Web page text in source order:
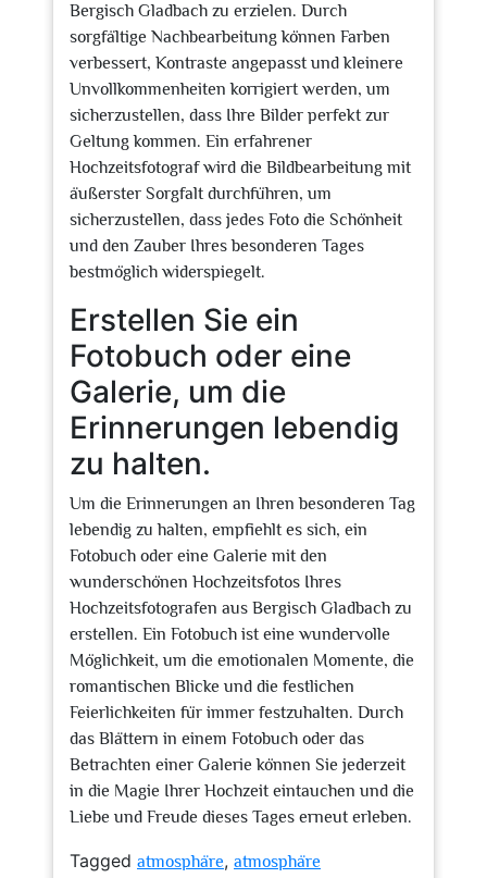
Bergisch Gladbach zu erzielen. Durch
sorgfältige Nachbearbeitung können Farben
verbessert, Kontraste angepasst und kleinere
Unvollkommenheiten korrigiert werden, um
sicherzustellen, dass Ihre Bilder perfekt zur
Geltung kommen. Ein erfahrener
Hochzeitsfotograf wird die Bildbearbeitung mit
äußerster Sorgfalt durchführen, um
sicherzustellen, dass jedes Foto die Schönheit
und den Zauber Ihres besonderen Tages
bestmöglich widerspiegelt.
Erstellen Sie ein
Fotobuch oder eine
Galerie, um die
Erinnerungen lebendig
zu halten.
Um die Erinnerungen an Ihren besonderen Tag
lebendig zu halten, empfiehlt es sich, ein
Fotobuch oder eine Galerie mit den
wunderschönen Hochzeitsfotos Ihres
Hochzeitsfotografen aus Bergisch Gladbach zu
erstellen. Ein Fotobuch ist eine wundervolle
Möglichkeit, um die emotionalen Momente, die
romantischen Blicke und die festlichen
Feierlichkeiten für immer festzuhalten. Durch
das Blättern in einem Fotobuch oder das
Betrachten einer Galerie können Sie jederzeit
in die Magie Ihrer Hochzeit eintauchen und die
Liebe und Freude dieses Tages erneut erleben.
Tagged atmosphäre, atmosphäre